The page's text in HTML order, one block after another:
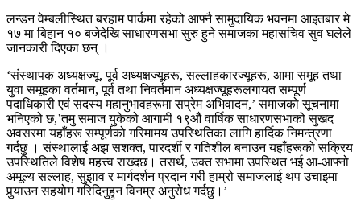
लन्डन वेम्बलीस्थित बरहाम पार्कमा रहेको आफ्नै सामुदायिक भवनमा आइतबार मे
१७ मा बिहान १० बजेदेखि साधारणसभा सुरु हुने समाजका महासचिव सुव घलेले
जानकारी दिएका छन् ।
‘संस्थापक अध्यक्षज्यू, पूर्व अध्यक्षज्यूहरू, सल्लाहकारज्यूहरू, आमा समूह तथा
युवा समूहका वर्तमान, पूर्व तथा निवर्तमान अध्यक्षज्यूहरूलगायत सम्पूर्ण
पदाधिकारी एवं सदस्य महानुभावहरूमा सप्रेम अभिवादन,’ समाजको सूचनामा
भनिएको छ,’तमु समाज युकेको आगामी १९औं वार्षिक साधारणसभाको सुखद
अवसरमा यहाँहरू सम्पूर्णको गरिमामय उपस्थितिका लागि हार्दिक निमन्त्रणा
गर्दछु । संस्थालाई अझ सशक्त, पारदर्शी र गतिशील बनाउन यहाँहरूको सक्रिय
उपस्थितिले विशेष महत्त्व राख्दछ। तसर्थ, उक्त सभामा उपस्थित भई आ-आफ्नो
अमूल्य सल्लाह, सुझाव र मार्गदर्शन प्रदान गरी हाम्रो समाजलाई थप उचाइमा
पुर्‍याउन सहयोग गरिदिनुहुन विनम्र अनुरोध गर्दछु।’